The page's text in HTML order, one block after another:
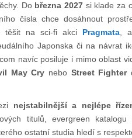
Do března 2027si klade za
čísla chce dosáhnout
těšit na sci-fi akci Pragmata,
Japonska či na návrat
navíc posiluje i mimo oblast
May Cry nebo Street Fighter
nejstabilnější a nejlépe
titulů, evergreen katalogu
ostatní studia hledí s